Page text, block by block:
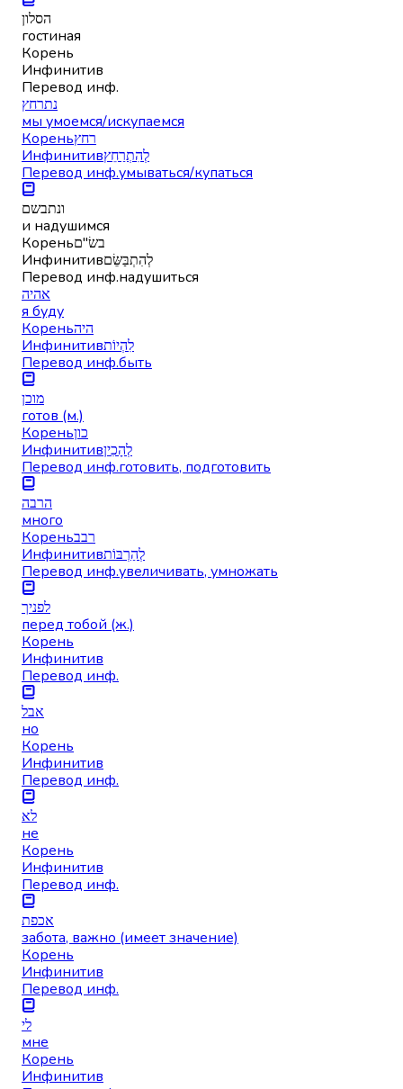
הסלון
гостиная
Корень
Инфинитив
Перевод инф.
נתרחץ
мы умоемся/искупаемся
Кореньרחץ
Инфинитивלְהִתְרַחֵץ
Перевод инф.умываться/купаться
ונתבשם
и надушимся
Кореньבשׂ"ם
Инфинитивלְהִתְבַּשֵּׂם
Перевод инф.надушиться
אהיה
я буду
Кореньהיה
Инфинитивלִהְיוֹת
Перевод инф.быть
מוכן
готов (м.)
Кореньכון
Инфинитивלְהָכִין
Перевод инф.готовить, подготовить
הרבה
много
Кореньרבב
Инфинитивלְהַרְבּוֹת
Перевод инф.увеличивать, умножать
לפניך
перед тобой (ж.)
Корень
Инфинитив
Перевод инф.
אבל
но
Корень
Инфинитив
Перевод инф.
לא
не
Корень
Инфинитив
Перевод инф.
אכפת
забота, важно (имеет значение)
Корень
Инфинитив
Перевод инф.
לי
мне
Корень
Инфинитив